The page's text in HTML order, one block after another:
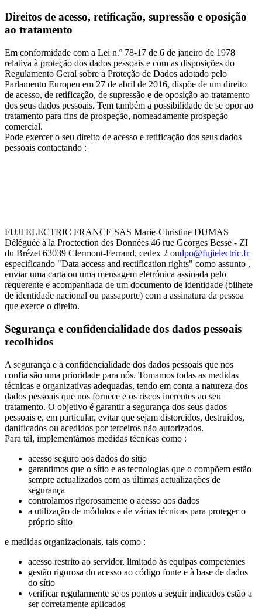
Direitos de acesso, retificação, supressão e oposição
ao tratamento
Em conformidade com a Lei n.º 78-17 de 6 de janeiro de 1978
relativa à proteção dos dados pessoais e com as disposições do
Regulamento Geral sobre a Proteção de Dados adotado pelo
Parlamento Europeu em 27 de abril de 2016, dispõe de um direito
de acesso, de retificação, de supressão e de oposição ao tratamento
dos seus dados pessoais. Tem também a possibilidade de se opor ao
tratamento para fins de prospeção, nomeadamente prospeção
comercial.
Pode exercer o seu direito de acesso e retificação dos seus dados
pessoais contactando :
FUJI ELECTRIC FRANCE SAS Marie-Christine DUMAS
Déléguée à la Proctection des Données 46 rue Georges Besse - ZI
du Brézet 63039 Clermont-Ferrand, cedex 2 oudpo@fujielectric.fr
especificando "Data access and rectification rights" como assunto ,
enviar uma carta ou uma mensagem eletrónica assinada pelo
requerente e acompanhada de um documento de identidade (bilhete
de identidade nacional ou passaporte) com a assinatura da pessoa
que exerce o direito.
Segurança e confidencialidade dos dados pessoais
recolhidos
A segurança e a confidencialidade dos dados pessoais que nos
confia são uma prioridade para nós. Tomamos todas as medidas
técnicas e organizativas adequadas, tendo em conta a natureza dos
dados pessoais que nos fornece e os riscos inerentes ao seu
tratamento. O objetivo é garantir a segurança dos seus dados
pessoais e, em particular, evitar que sejam distorcidos, destruídos,
danificados ou acedidos por terceiros não autorizados.
Para tal, implementámos medidas técnicas como :
acesso seguro aos dados do sítio
garantimos que o sítio e as tecnologias que o compõem estão
sempre actualizados com as últimas actualizações de
segurança
controlamos rigorosamente o acesso aos dados
a utilização de módulos e de várias técnicas para proteger o
próprio sítio
e medidas organizacionais, tais como :
acesso restrito ao servidor, limitado às equipas competentes
gestão rigorosa do acesso ao código fonte e à base de dados
do sítio
verificar regularmente se os pontos a seguir indicados estão a
ser corretamente aplicados